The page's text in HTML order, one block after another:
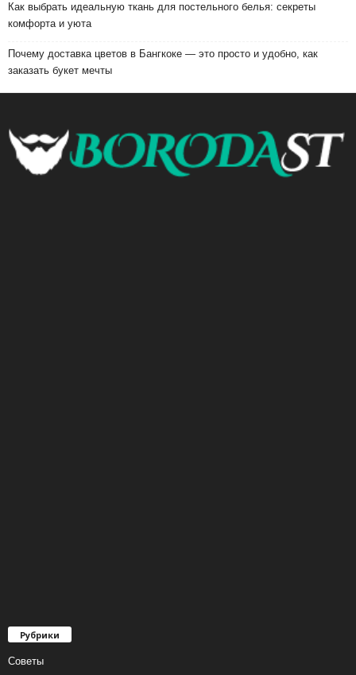
Как выбрать идеальную ткань для постельного белья: секреты
комфорта и уюта
Почему доставка цветов в Бангкоке — это просто и удобно, как
заказать букет мечты
Рубрики
Советы